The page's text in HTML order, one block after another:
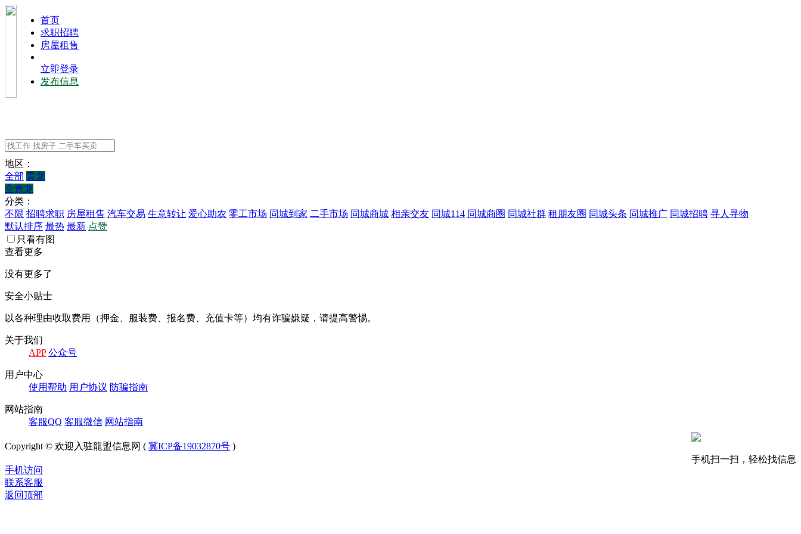
⾸⻚
求职招聘
房屋租售
立即登录
发布信息
地区：
全部 青龙
全青龙
分类：
不限 招聘求职 房屋租售 汽车交易 生意转让 爱心助农 零工市场 同城到家 二手市场 同城商城 相亲交友 同城114 同城商圈 同城社群 租朋友圈 同城头条 同城推广 同城招聘 寻人寻物
默认排序 最热 最新 点赞
只看有图
查看更多
没有更多了
安全小贴士
以各种理由收取费⽤（押⾦、服装费、报名费、充值卡等）均有诈骗嫌疑，请提⾼警惕。
关于我们
APP 公众号
⽤户中⼼
使⽤帮助 ⽤户协议 防骗指南
⽹站指南
客服QQ 客服微信 ⽹站指南
手机扫一扫，轻松找信息
Copyright © 欢迎入驻龍盟信息网 ( 冀ICP备19032870号 )
手机访问
联系客服
返回顶部